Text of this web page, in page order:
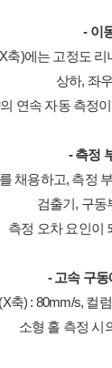
- 이
축)에는 고정도
상하, 좌
연속 자동 측정
- 측정
채용하고, 측정
검출기, 구동
측정 오차 요인이
- 고속 구
축) : 80mm/s, 컬
소형 홀 측정 시